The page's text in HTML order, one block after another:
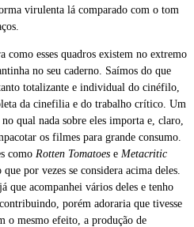
virulenta lá comparado com o tom
como esses quadros existem no extremo
no seu caderno. Saímos do que
totalizante e individual do cinéfilo,
da cinefilia e do trabalho crítico. Um
qual nada sobre eles importa e, claro,
os filmes para grande consumo.
como Rotten Tomatoes e Metacritic
por vezes se considera acima deles.
que acompanhei vários deles e tenho
porém adoraria que tivesse
o mesmo efeito, a produção de